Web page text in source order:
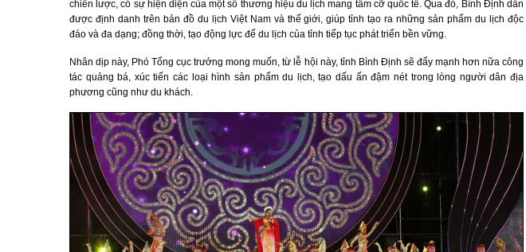
chiến lược, có sự hiện diện của một số thương hiệu du lịch mang tầm cỡ quốc tế. Qua đó, Bình Định dần
được định danh trên bản đồ du lịch Việt Nam và thế giới, giúp tỉnh tạo ra những sản phẩm du lịch độc
đáo và đa dạng; đồng thời, tạo động lực để du lịch của tỉnh tiếp tục phát triển bền vững.
Nhân dịp này, Phó Tổng cục trưởng mong muốn, từ lễ hội này, tỉnh Bình Định sẽ đẩy mạnh hơn nữa công
tác quảng bá, xúc tiến các loại hình sản phẩm du lịch, tạo dấu ấn đậm nét trong lòng người dân địa
phương cũng như du khách.